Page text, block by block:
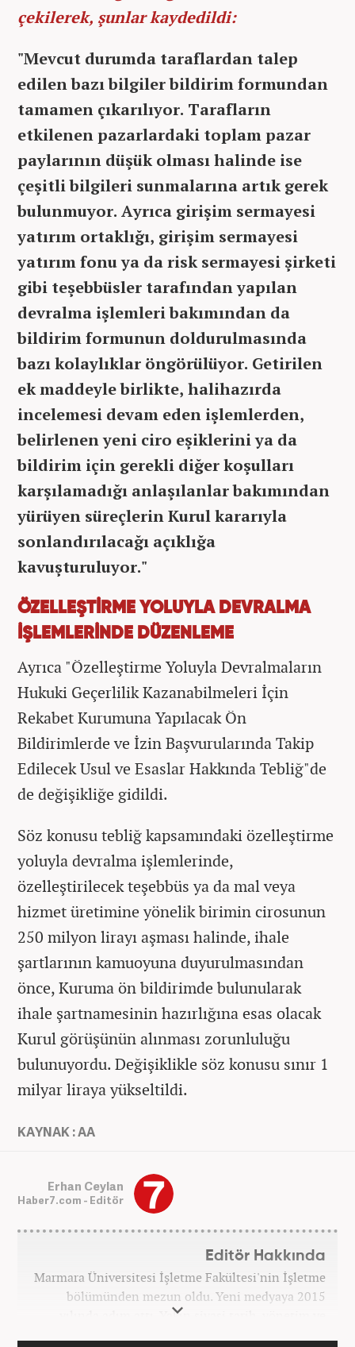
çekilerek, şunlar kaydedildi:
"Mevcut durumda taraflardan talep
edilen bazı bilgiler bildirim formundan
tamamen çıkarılıyor. Tarafların
etkilenen pazarlardaki toplam pazar
paylarının düşük olması halinde ise
çeşitli bilgileri sunmalarına artık gerek
bulunmuyor. Ayrıca girişim sermayesi
yatırım ortaklığı, girişim sermayesi
yatırım fonu ya da risk sermayesi şirketi
gibi teşebbüsler tarafından yapılan
devralma işlemleri bakımından da
bildirim formunun doldurulmasında
bazı kolaylıklar öngörülüyor. Getirilen
ek maddeyle birlikte, halihazırda
incelemesi devam eden işlemlerden,
belirlenen yeni ciro eşiklerini ya da
bildirim için gerekli diğer koşulları
karşılamadığı anlaşılanlar bakımından
yürüyen süreçlerin Kurul kararıyla
sonlandırılacağı açıklığa
kavuşturuluyor."
ÖZELLEŞTİRME YOLUYLA DEVRALMA
İŞLEMLERİNDE DÜZENLEME
Ayrıca "Özelleştirme Yoluyla Devralmaların
Hukuki Geçerlilik Kazanabilmeleri İçin
Rekabet Kurumuna Yapılacak Ön
Bildirimlerde ve İzin Başvurularında Takip
Edilecek Usul ve Esaslar Hakkında Tebliğ"de
de değişikliğe gidildi.
Söz konusu tebliğ kapsamındaki özelleştirme
yoluyla devralma işlemlerinde,
özelleştirilecek teşebbüs ya da mal veya
hizmet üretimine yönelik birimin cirosunun
250 milyon lirayı aşması halinde, ihale
şartlarının kamuoyuna duyurulmasından
önce, Kuruma ön bildirimde bulunularak
ihale şartnamesinin hazırlığına esas olacak
Kurul görüşünün alınması zorunluluğu
bulunuyordu. Değişiklikle söz konusu sınır 1
milyar liraya yükseltildi.
KAYNAK : AA
Erhan Ceylan
Haber7.com - Editör
Editör Hakkında
Marmara Üniversitesi İşletme Fakültesi'nin İşletme
bölümünden mezun oldu. Yeni medyaya 2015
yılında adım attı. Yakın siyasi tarih, yönetim ve